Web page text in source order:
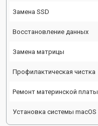
Замена SSD
Восстановление данных
Замена матрицы
Профилактическая чистка
Ремонт материнской платы
Установка системы macOS